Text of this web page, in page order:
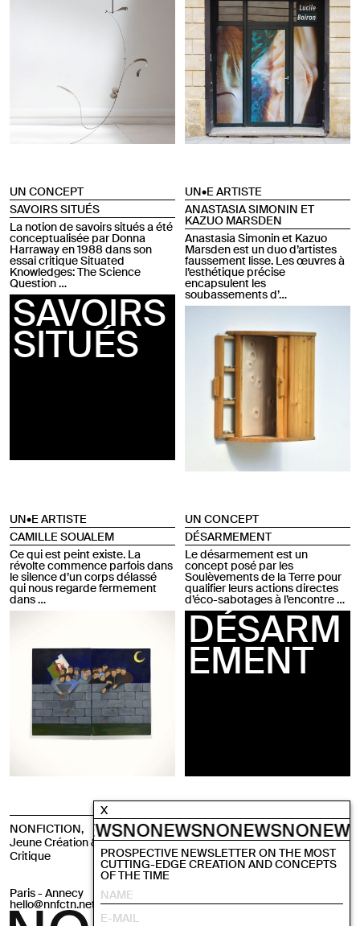
UN CONCEPT
SAVOIRS SITUÉS
La notion de savoirs situés a été
conceptualisée par Donna
Harraway en 1988 dans son
essai critique Situated
Knowledges: The Science
Question …
SAVOIRS
SITUÉS
UN•E ARTISTE
ANASTASIA SIMONIN ET
KAZUO MARSDEN
Anastasia Simonin et Kazuo
Marsden est un duo d’artistes
faussement lisse. Les œuvres à
l’esthétique précise
encapsulent les
soubassements d’…
UN•E ARTISTE
CAMILLE SOUALEM
Ce qui est peint existe. La
révolte commence parfois dans
le silence d’un corps délassé
qui nous regarde fermement
dans …
UN CONCEPT
DÉSARMEMENT
Le désarmement est un
concept posé par les
Soulèvements de la Terre pour
qualifier leurs actions directes
d’éco-sabotages à l’encontre …
DÉSARM
EMENT
NONFICTION,
Jeune Création & Pensée
Critique
NONFICTION,
Emerging Arts through
Critical Studies
Paris - Annecy
hello@nnfctn.net Instagram
X
NONEWSNONEWSNONEWSNONEWS
PROSPECTIVE NEWSLETTER ON THE MOST
CUTTING-EDGE CREATION AND CONCEPTS
OF THE TIME